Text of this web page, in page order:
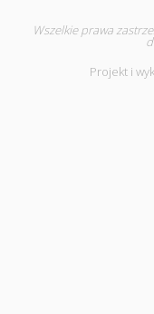
Wszelkie prawa
Projekt i